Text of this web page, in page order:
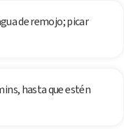
de remojo; picar
hasta que estén